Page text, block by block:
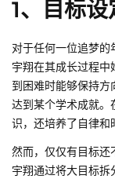
1、目标
对于任何一位追梦的
宇翔在其成长过程
到困难时能够保持
达到某个学术成就。
识，还培养了自律和
然而，仅仅有目标还
宇翔通过将大目标拆